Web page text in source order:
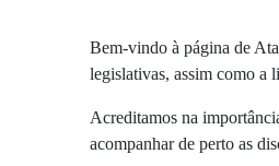
Bem-vindo à página de
legislativas, assim como a
Acreditamos na
acompanhar de perto as